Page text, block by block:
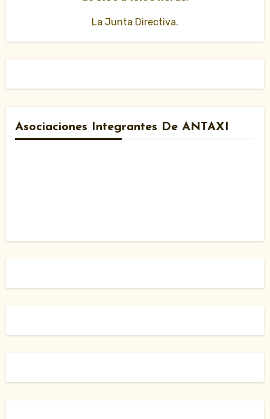
La Junta Directiva.
Asociaciones Integrantes De ANTAXI